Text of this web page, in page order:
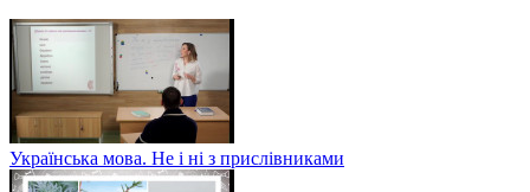
Українська мова. Не і ні з прислівниками